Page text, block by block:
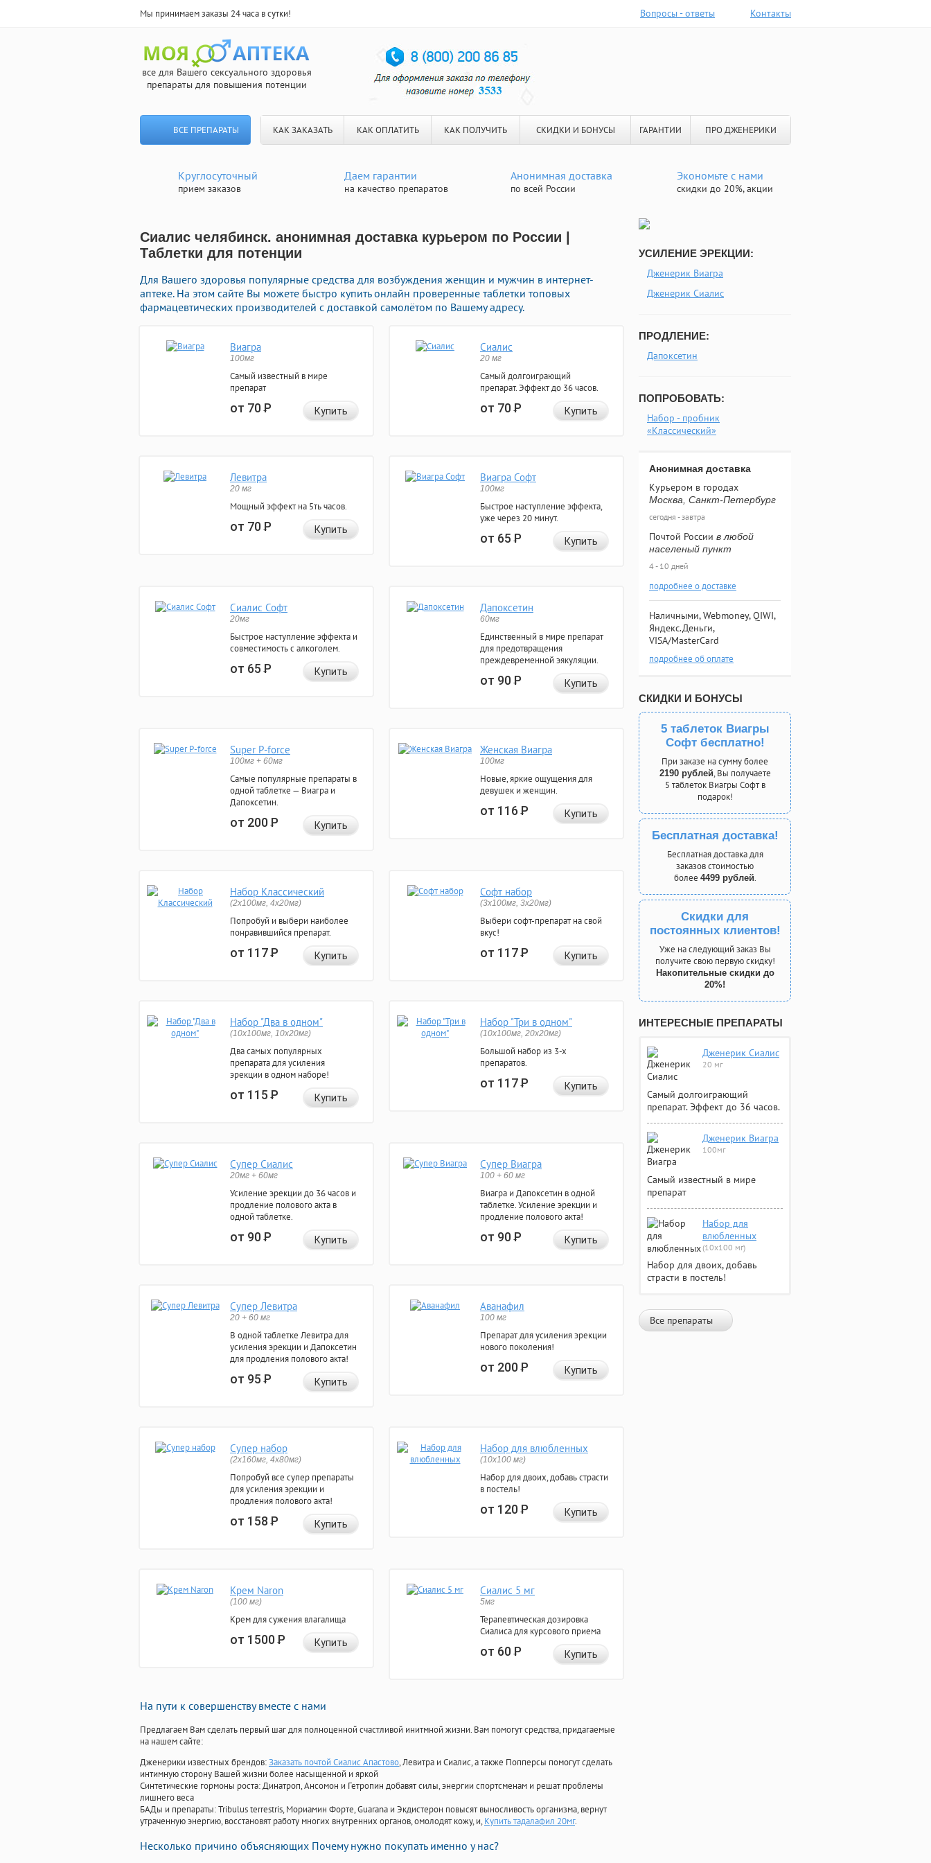
Мы принимаем заказы 24 часа в сутки! Вопросы - ответы Контакты
все для Вашего сексуального здоровья
препараты для повышения потенции
ВСЕ ПРЕПАРАТЫ КАК ЗАКАЗАТЬ КАК ОПЛАТИТЬ КАК ПОЛУЧИТЬ СКИДКИ И БОНУСЫ ГАРАНТИИ ПРО ДЖЕНЕРИКИ
Круглосуточный
прием заказов
Даем гарантии
на качество препаратов
Анонимная доставка
по всей России
Экономьте с нами
скидки до 20%, акции
Сиалис челябинск. анонимная доставка курьером по России |
Таблетки для потенции
Для Вашего здоровья популярные средства для возбуждения женщин и мужчин в интернет-
аптеке. На этом сайте Вы можете быстро купить онлайн проверенные таблетки топовых
фармацевтических производителей с доставкой самолётом по Вашему адресу.
Виагра
100мг
Самый известный в мире
препарат
от 70Р Купить
Сиалис
20 мг
Самый долгоиграющий
препарат. Эффект до 36 часов.
от 70Р Купить
Левитра
20 мг
Мощный эффект на 5ть часов.
от 70Р Купить
Виагра Софт
100мг
Быстрое наступление эффекта,
уже через 20 минут.
от 65Р Купить
Сиалис Софт
20мг
Быстрое наступление эффекта и
совместимость с алкоголем.
от 65Р Купить
Дапоксетин
60мг
Единственный в мире препарат
для предотвращения
преждевременной эякуляции.
от 90Р Купить
Super P-force
100мг + 60мг
Самые популярные препараты в
одной таблетке — Виагра и
Дапоксетин.
от 200Р Купить
Женская Виагра
100мг
Новые, яркие ощущения для
девушек и женщин.
от 116Р Купить
Набор Классический
(2x100мг, 4x20мг)
Попробуй и выбери наиболее
понравившийся препарат.
от 117Р Купить
Софт набор
(3x100мг, 3x20мг)
Выбери софт-препарат на свой
вкус!
от 117Р Купить
Набор "Два в одном"
(10x100мг, 10x20мг)
Два самых популярных
препарата для усиления
эрекции в одном наборе!
от 115Р Купить
Набор "Три в одном"
(10x100мг, 20x20мг)
Большой набор из 3-х
препаратов.
от 117Р Купить
Супер Сиалис
20мг + 60мг
Усиление эрекции до 36 часов и
продление полового акта в
одной таблетке.
от 90Р Купить
Супер Виагра
100 + 60 мг
Виагра и Дапоксетин в одной
таблетке. Усиление эрекции и
продление полового акта!
от 90Р Купить
Супер Левитра
20 + 60 мг
В одной таблетке Левитра для
усиления эрекции и Дапоксетин
для продления полового акта!
от 95Р Купить
Аванафил
100 мг
Препарат для усиления эрекции
нового поколения!
от 200Р Купить
Супер набор
(2х160мг, 4х80мг)
Попробуй все супер препараты
для усиления эрекции и
продления полового акта!
от 158Р Купить
Набор для влюбленных
(10х100 мг)
Набор для двоих, добавь страсти
в постель!
от 120Р Купить
Крем Naron
(100 мг)
Крем для сужения влагалища
от 1500Р Купить
Сиалис 5 мг
5мг
Терапевтическая дозировка
Сиалиса для курсового приема
от 60Р Купить
На пути к совершенству вместе с нами
Предлагаем Вам сделать первый шаг для полноценной счастливой инитмной жизни. Вам помогут средства, придагаемые
на нашем сайте:
Дженерики известных брендов:Заказать почтой Сиалис Апастово, Левитра и Сиалис, а также Попперсы помогут сделать
интимную сторону Вашей жизни более насыщенной и яркой
Синтетические гормоны роста: Динатроп, Ансомон и Гетропин добавят силы, энергии спортсменам и решат проблемы
лишнего веса
БАДы и препараты:Tribulus terrestris, Мориамин Форте, Guarana и Экдистерон повысят выносливость организма, вернут
утраченную энергию, восстановят работу многих внутренних органов, омолодят кожу, и, Купить тадалафил 20мг.
Несколько причино объясняющих Почему нужно покупать именно у нас?
УСИЛЕНИЕ ЭРЕКЦИИ:
Дженерик Виагра
Дженерик Сиалис
ПРОДЛЕНИЕ:
Дапоксетин
ПОПРОБОВАТЬ:
Набор - пробник
«Классический»
Анонимная доставка
Курьером в городах
Москва, Санкт-Петербург
сегодня - завтра
Почтой России в любой
населеный пункт
4 - 10 дней
подробнее о доставке
Наличными, Webmoney, QIWI,
Яндекс.Деньги,
VISA/MasterCard
подробнее об оплате
СКИДКИ И БОНУСЫ
5 таблеток Виагры
Софт бесплатно!
При заказе на сумму более
2190 рублей, Вы получаете
5 таблеток Виагры Софт в
подарок!
Бесплатная доставка!
Бесплатная доставка для
заказов стоимостью
более 4499 рублей.
Скидки для
постоянных клиентов!
Уже на следующий заказ Вы
получите свою первую скидку!
Накопительные скидки до
20%!
ИНТЕРЕСНЫЕ ПРЕПАРАТЫ
Дженерик Сиалис
20 мг
Самый долгоиграющий
препарат. Эффект до 36 часов.
Дженерик Виагра
100мг
Самый известный в мире
препарат
Набор для
влюбленных
(10х100 мг)
Набор для двоих, добавь
страсти в постель!
Все препараты